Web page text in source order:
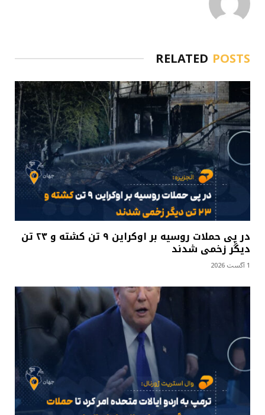
RELATED POSTS
در پی حملات روسیه بر اوکراین ۹ تن کشته و ۲۳ تن
دیگر زخمی شدند
1 آگست 2026